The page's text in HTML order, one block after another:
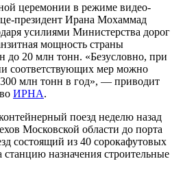
церемонии в режиме видео-
президент Ирана Мохаммад
усилиями Министерства дорог
мощность страны
до 20 млн тонн. «Безусловно, при
соответствующих мер можно
300 млн тонн в год», — приводит
ИРНА.
поезд неделю назад
Московской области до порта
состоящий из 40 сорокафутовых
станцию назначения строительные